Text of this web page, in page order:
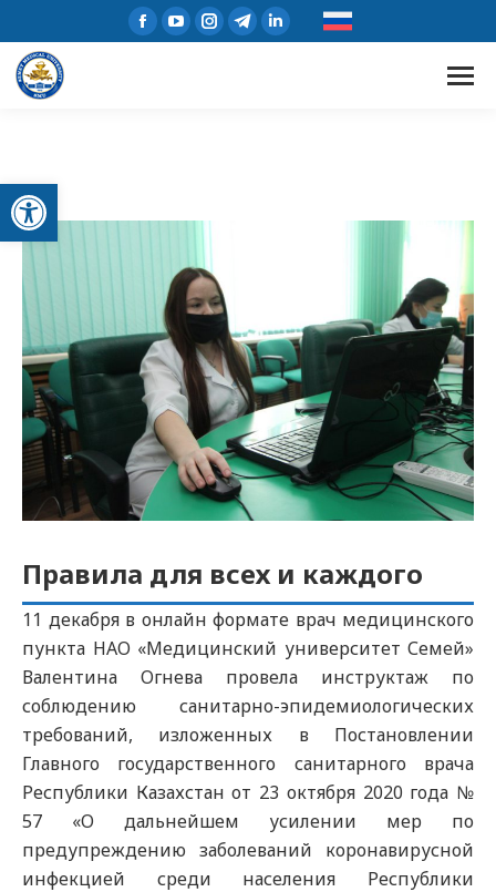
Открыть панель инструментов
Правила для всех и каждого
11 декабря в онлайн формате врач медицинского
пункта НАО «Медицинский университет Семей»
Валентина Огнева провела инструктаж по
соблюдению санитарно-эпидемиологических
требований, изложенных в Постановлении
Главного государственного санитарного врача
Республики Казахстан от 23 октября 2020 года №
57 «О дальнейшем усилении мер по
предупреждению заболеваний коронавирусной
инфекцией среди населения Республики